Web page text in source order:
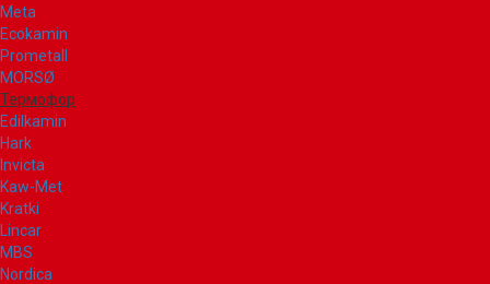
Meta
Ecokamin
Prometall
MORSØ
Термофор
Edilkamin
Hark
Invicta
Kaw-Met
Kratki
Lincar
MBS
Nordica